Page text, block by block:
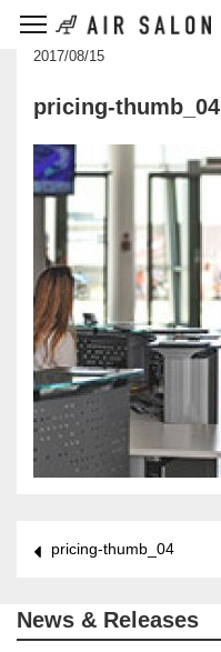
2017/08/15
pricing-thumb_04
pricing-thumb_04
News & Releases